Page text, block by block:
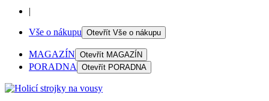
|
Vše o nákupu Otevřít Vše o nákupu
MAGAZÍN Otevřít MAGAZÍN
PORADNA Otevřít PORADNA